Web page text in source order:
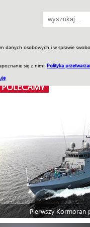
danych osobowych i w sprawie
się z nimi: Polityka
Jednodniówki
POLECAMY
Pierwszy Kormoran